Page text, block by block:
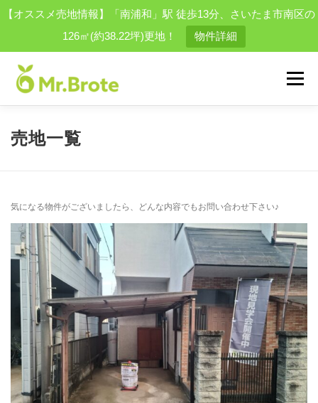
【オススメ売地情報】「南浦和」駅 徒歩13分、さいたま市南区の
126㎡(約38.22坪)更地！
物件詳細
メニュー
物件を探す
売地一覧
気になる物件がございましたら、どんな内容でもお問い合わせ下さい♪